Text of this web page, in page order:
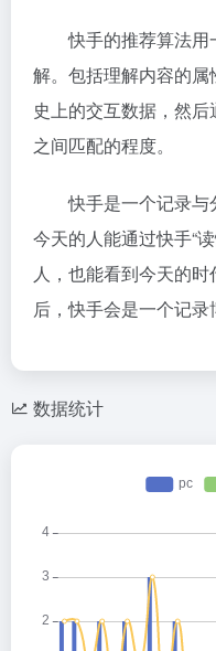
快手的推荐算法用
解。包括理解内容的
史上的交互数据，然
之间匹配的程度。
快手是一个记录与
今天的人能通过快手“
人，也能看到今天的
后，快手会是一个记录
数据统计